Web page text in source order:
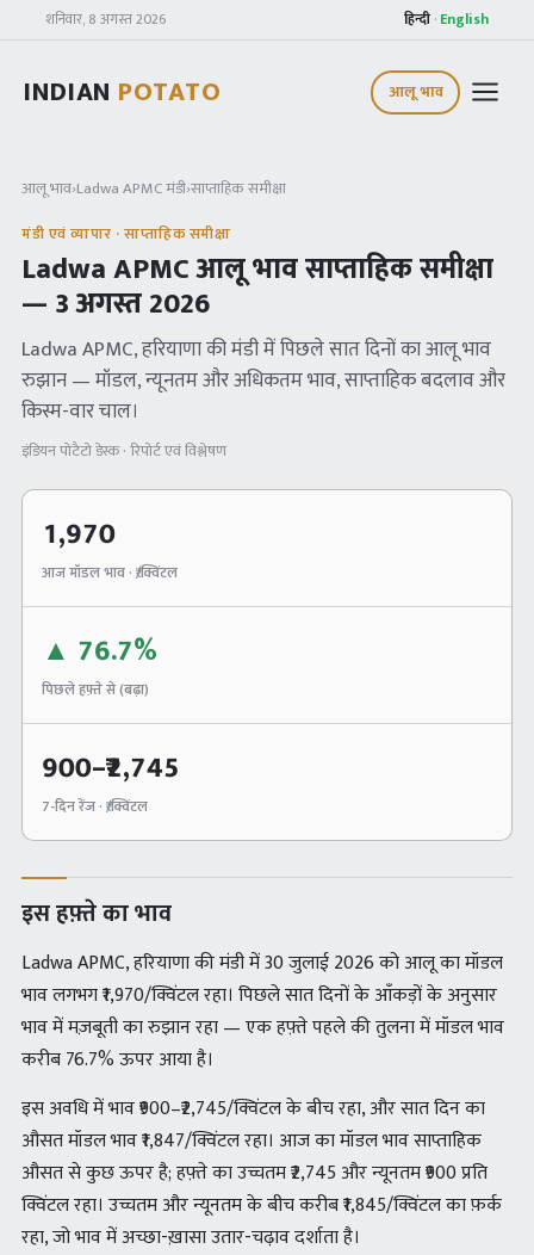
शनिवार, 8 अगस्त 2026 हिन्दी · English
INDIAN POTATO आलू भाव
आलू भाव›Ladwa APMCमंडी›साप्ताहिक समीक्षा
मंडी एवं व्यापार · साप्ताहिक समीक्षा
Ladwa APMCआलू भाव साप्ताहिक समीक्षा
— 3 अगस्त 2026
Ladwa APMC, हरियाणाकी मंडी में पिछले सात दिनों का आलू भाव
रुझान — मॉडल, न्यूनतम और अधिकतम भाव, साप्ताहिक बदलाव और
किस्म-वार चाल।
इंडियन पोटैटो डेस्क · रिपोर्ट एवं विश्लेषण
1,970
आज मॉडल भाव · ₹/क्विंटल
▲ 76.7%
पिछले हफ़्ते से (बढ़ा)
900–₹2,745
7-दिन रेंज · ₹/क्विंटल
इस हफ़्ते का भाव
Ladwa APMC, हरियाणा की मंडी में 30 जुलाई 2026 को आलू का मॉडल
भाव लगभग ₹1,970/क्विंटल रहा। पिछले सात दिनों के आँकड़ों के अनुसार
भाव में मज़बूती का रुझान रहा — एक हफ़्ते पहले की तुलना में मॉडल भाव
करीब 76.7% ऊपर आया है।
इस अवधि में भाव ₹900–₹2,745/क्विंटल के बीच रहा, और सात दिन का
औसत मॉडल भाव ₹1,847/क्विंटल रहा। आज का मॉडल भाव साप्ताहिक
औसत से कुछ ऊपर है; हफ़्ते का उच्चतम ₹2,745 और न्यूनतम ₹900 प्रति
क्विंटल रहा। उच्चतम और न्यूनतम के बीच करीब ₹1,845/क्विंटल का फ़र्क
रहा, जो भाव में अच्छा-ख़ासा उतार-चढ़ाव दर्शाता है।